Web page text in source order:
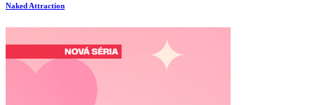
Naked Attraction